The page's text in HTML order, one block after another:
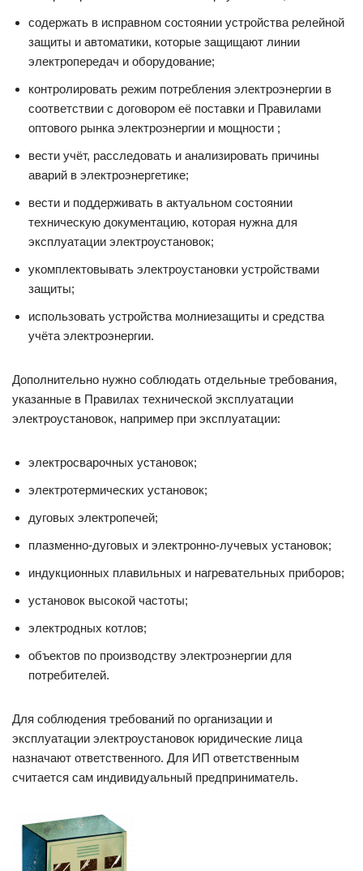
содержать в исправном состоянии устройства релейной
защиты и автоматики, которые защищают линии
электропередач и оборудование;
контролировать режим потребления электроэнергии в
соответствии с договором её поставки и Правилами
оптового рынка электроэнергии и мощности ;
вести учёт, расследовать и анализировать причины
аварий в электроэнергетике;
вести и поддерживать в актуальном состоянии
техническую документацию, которая нужна для
эксплуатации электроустановок;
укомплектовывать электроустановки устройствами
защиты;
использовать устройства молниезащиты и средства
учёта электроэнергии.
Дополнительно нужно соблюдать отдельные требования,
указанные в Правилах технической эксплуатации
электроустановок, например при эксплуатации:
электросварочных установок;
электротермических установок;
дуговых электропечей;
плазменно-дуговых и электронно-лучевых установок;
индукционных плавильных и нагревательных приборов;
установок высокой частоты;
электродных котлов;
объектов по производству электроэнергии для
потребителей.
Для соблюдения требований по организации и
эксплуатации электроустановок юридические лица
назначают ответственного. Для ИП ответственным
считается сам индивидуальный предприниматель.